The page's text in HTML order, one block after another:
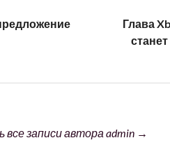
Глава
записи автора admin →